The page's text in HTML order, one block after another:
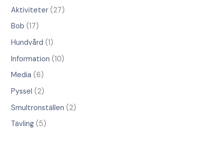
Aktiviteter (27)
Bob (17)
Hundvård (1)
Information (10)
Media (6)
Pyssel (2)
Smultronställen (2)
Tävling (5)